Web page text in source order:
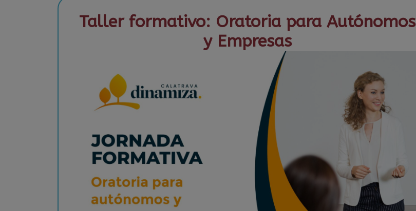
Taller formativo: Oratoria para Autónomos
y Empresas